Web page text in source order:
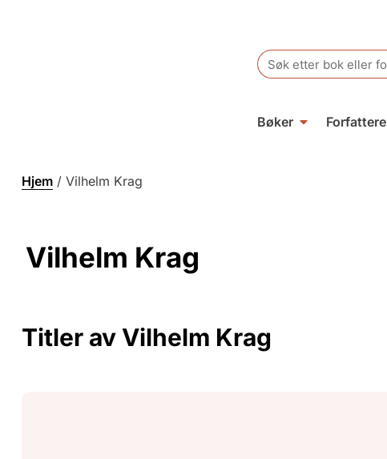
Search
for:
Bøker Forfattere
Hjem / Vilhelm Krag
Vilhelm Krag
Titler av Vilhelm Krag